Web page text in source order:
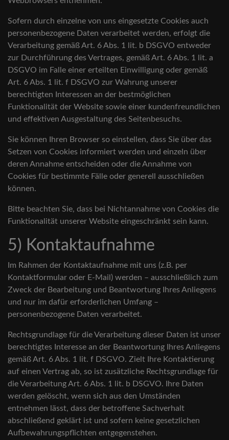
Sofern durch einzelne von uns eingesetzte Cookies auch
personenbezogene Daten verarbeitet werden, erfolgt die
Verarbeitung gemäß Art. 6 Abs. 1 lit. b DSGVO entweder
zur Durchführung des Vertrages, gemäß Art. 6 Abs. 1 lit. a
DSGVO im Falle einer erteilten Einwilligung oder gemäß
Art. 6 Abs. 1 lit. f DSGVO zur Wahrung unserer
berechtigten Interessen an der bestmöglichen
Funktionalität der Website sowie einer kundenfreundlichen
und effektiven Ausgestaltung des Seitenbesuchs.
Sie können Ihren Browser so einstellen, dass Sie über das
Setzen von Cookies informiert werden und einzeln über
deren Annahme entscheiden oder die Annahme von
Cookies für bestimmte Fälle oder generell ausschließen
können.
Bitte beachten Sie, dass bei Nichtannahme von Cookies die
Funktionalität unserer Website eingeschränkt sein kann.
5) Kontaktaufnahme
Im Rahmen der Kontaktaufnahme mit uns (z.B. per
Kontaktformular oder E-Mail) werden – ausschließlich zum
Zweck der Bearbeitung und Beantwortung Ihres Anliegens
und nur im dafür erforderlichen Umfang –
personenbezogene Daten verarbeitet.
Rechtsgrundlage für die Verarbeitung dieser Daten ist unser
berechtigtes Interesse an der Beantwortung Ihres Anliegens
gemäß Art. 6 Abs. 1 lit. f DSGVO. Zielt Ihre Kontaktierung
auf einen Vertrag ab, so ist zusätzliche Rechtsgrundlage für
die Verarbeitung Art. 6 Abs. 1 lit. b DSGVO. Ihre Daten
werden gelöscht, wenn sich aus den Umständen
entnehmen lässt, dass der betroffene Sachverhalt
abschließend geklärt ist und sofern keine gesetzlichen
Aufbewahrungspflichten entgegenstehen.